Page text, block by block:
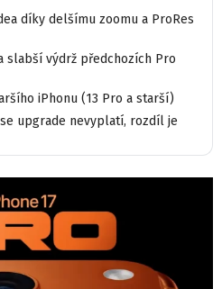
díky delšímu zoomu a ProRes
slabší výdrž předchozích Pro
iPhonu (13 Pro a starší)
upgrade nevyplatí, rozdíl je